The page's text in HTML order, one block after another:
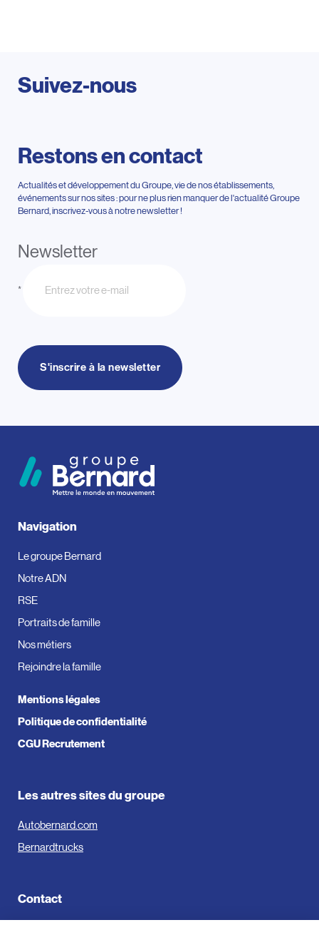
Suivez-nous
Restons en contact
Actualités et développement du Groupe, vie de nos établissements,
événements sur nos sites : pour ne plus rien manquer de l'actualité Groupe
Bernard, inscrivez-vous à notre newsletter !
Newsletter
*
S'inscrire à la newsletter
Navigation
Le groupe Bernard
Notre ADN
RSE
Portraits de famille
Nos métiers
Rejoindre la famille
Mentions légales
Politique de confidentialité
CGU Recrutement
Les autres sites du groupe
Autobernard.com
Bernardtrucks
Contact